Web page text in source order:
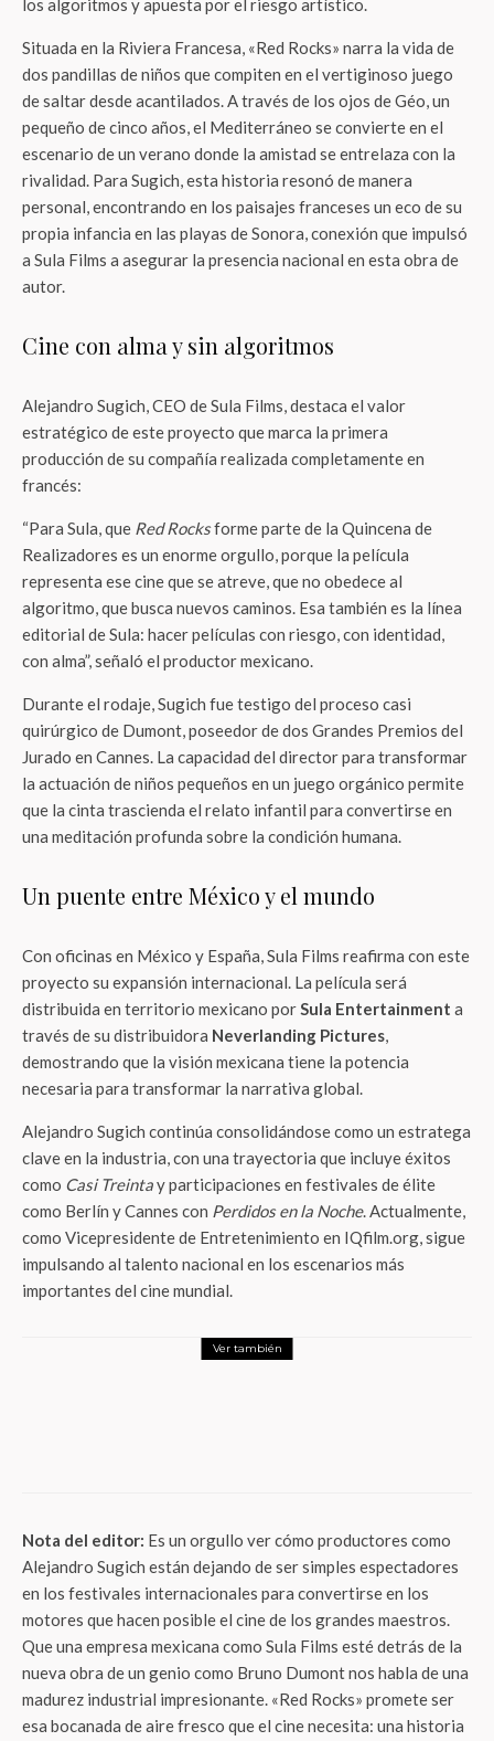
los algoritmos y apuesta por el riesgo artístico.
Situada en la Riviera Francesa, «Red Rocks» narra la vida de
dos pandillas de niños que compiten en el vertiginoso juego
de saltar desde acantilados. A través de los ojos de Géo, un
pequeño de cinco años, el Mediterráneo se convierte en el
escenario de un verano donde la amistad se entrelaza con la
rivalidad. Para Sugich, esta historia resonó de manera
personal, encontrando en los paisajes franceses un eco de su
propia infancia en las playas de Sonora, conexión que impulsó
a Sula Films a asegurar la presencia nacional en esta obra de
autor.
Cine con alma y sin algoritmos
Alejandro Sugich, CEO de Sula Films, destaca el valor
estratégico de este proyecto que marca la primera
producción de su compañía realizada completamente en
francés:
“Para Sula, que Red Rocksforme parte de la Quincena de
Realizadores es un enorme orgullo, porque la película
representa ese cine que se atreve, que no obedece al
algoritmo, que busca nuevos caminos. Esa también es la línea
editorial de Sula: hacer películas con riesgo, con identidad,
con alma”, señaló el productor mexicano.
Durante el rodaje, Sugich fue testigo del proceso casi
quirúrgico de Dumont, poseedor de dos Grandes Premios del
Jurado en Cannes. La capacidad del director para transformar
la actuación de niños pequeños en un juego orgánico permite
que la cinta trascienda el relato infantil para convertirse en
una meditación profunda sobre la condición humana.
Un puente entre México y el mundo
Con oficinas en México y España, Sula Films reafirma con este
proyecto su expansión internacional. La película será
distribuida en territorio mexicano porSula Entertainment a
través de su distribuidora Neverlanding Pictures,
demostrando que la visión mexicana tiene la potencia
necesaria para transformar la narrativa global.
Alejandro Sugich continúa consolidándose como un estratega
clave en la industria, con una trayectoria que incluye éxitos
como Casi Treintay participaciones en festivales de élite
como Berlín y Cannes con Perdidos en la Noche. Actualmente,
como Vicepresidente de Entretenimiento en IQfilm.org, sigue
impulsando al talento nacional en los escenarios más
importantes del cine mundial.
Ver también
Nota del editor: Es un orgullo ver cómo productores como
Alejandro Sugich están dejando de ser simples espectadores
en los festivales internacionales para convertirse en los
motores que hacen posible el cine de los grandes maestros.
Que una empresa mexicana como Sula Films esté detrás de la
nueva obra de un genio como Bruno Dumont nos habla de una
madurez industrial impresionante. «Red Rocks» promete ser
esa bocanada de aire fresco que el cine necesita: una historia